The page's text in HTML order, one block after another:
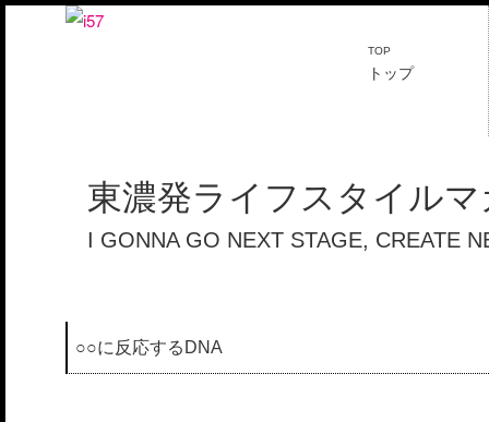
TOP
トップ
東濃発ライフスタイル
I GONNA GO NEXT STAGE, CREATE
○○に反応するDNA